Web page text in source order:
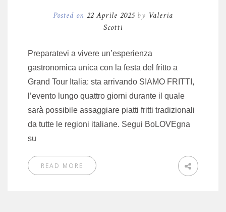
Posted on 22 Aprile 2025 by Valeria
Scotti
Preparatevi a vivere un’esperienza
gastronomica unica con la festa del fritto a
Grand Tour Italia: sta arrivando SIAMO FRITTI,
l’evento lungo quattro giorni durante il quale
sarà possibile assaggiare piatti fritti tradizionali
da tutte le regioni italiane. Segui BoLOVEgna
su
READ MORE